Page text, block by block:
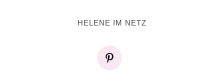
HELENE IM NETZ